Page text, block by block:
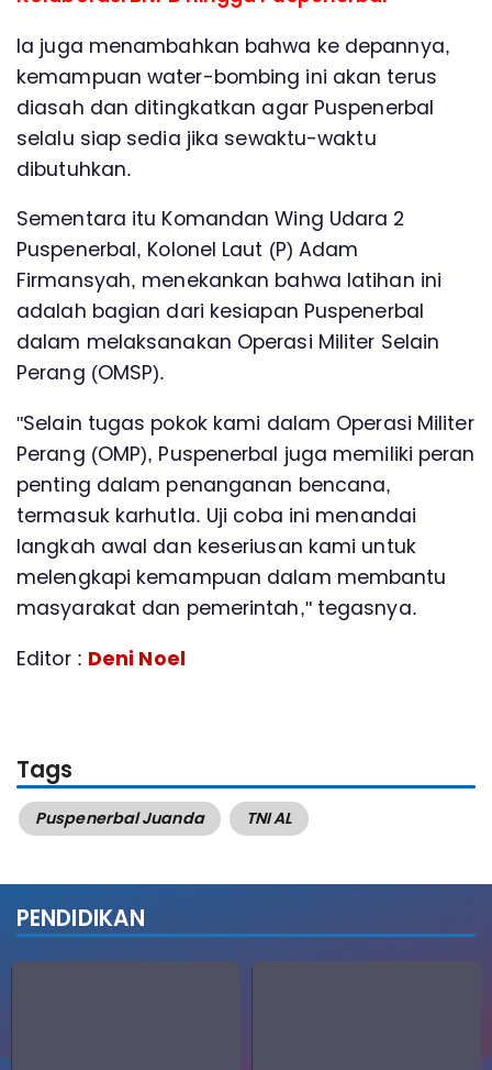
Ia juga menambahkan bahwa ke depannya,
kemampuan water-bombing ini akan terus
diasah dan ditingkatkan agar Puspenerbal
selalu siap sedia jika sewaktu-waktu
dibutuhkan.
Sementara itu Komandan Wing Udara 2
Puspenerbal, Kolonel Laut (P) Adam
Firmansyah, menekankan bahwa latihan ini
adalah bagian dari kesiapan Puspenerbal
dalam melaksanakan Operasi Militer Selain
Perang (OMSP).
"Selain tugas pokok kami dalam Operasi Militer
Perang (OMP), Puspenerbal juga memiliki peran
penting dalam penanganan bencana,
termasuk karhutla. Uji coba ini menandai
langkah awal dan keseriusan kami untuk
melengkapi kemampuan dalam membantu
masyarakat dan pemerintah," tegasnya.
Editor : Deni Noel
Tags
Puspenerbal Juanda TNI AL
PENDIDIKAN